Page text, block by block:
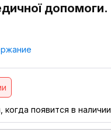
допомоги.
появится в наличии